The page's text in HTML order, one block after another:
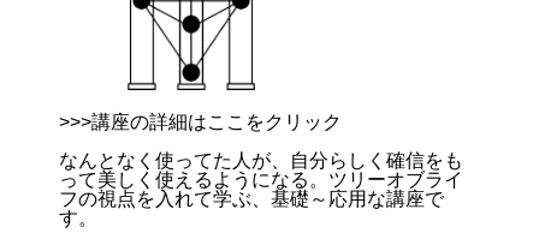
>>>講座の詳細はここをクリック
なんとなく使ってた人が、自分らしく確信をも
って美しく使えるようになる。ツリーオブライ
フの視点を入れて学ぶ、基礎～応用な講座で
す。